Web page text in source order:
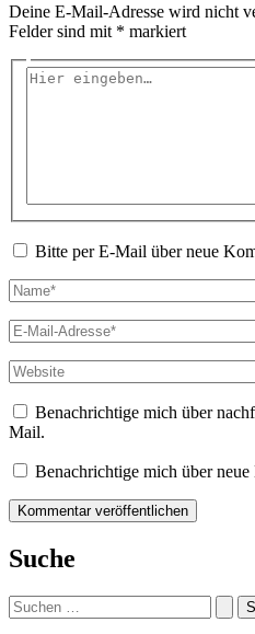
Deine E-Mail-Adresse wird nicht
Felder sind mit * markiert
Hier
Bitte per E-Mail über neue
Name*
E-
Mail-
Adresse*
Website
Benachrichtige mich über
Mail.
Benachrichtige mich über
Suche
Suchen
nach: